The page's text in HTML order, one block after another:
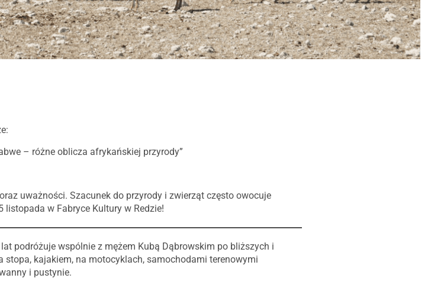
– różne oblicza afrykańskiej przyrody”
uważności. Szacunek do przyrody i zwierząt często owocuje
w Fabryce Kultury w Redzie!
podróżuje wspólnie z mężem Kubą Dąbrowskim po bliższych i
kajakiem, na motocyklach, samochodami terenowymi
i pustynie.